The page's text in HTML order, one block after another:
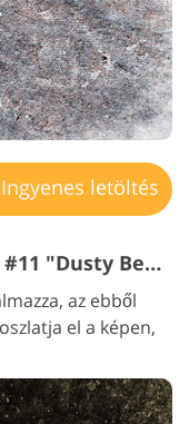
Ingyenes letöltés
Piszkos fehér és sárga háttér #11 "Dusty Beauty"
az ebből
el a képen,